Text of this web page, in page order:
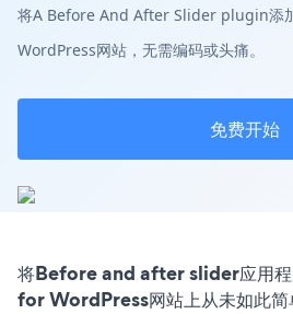
将A Before And After Slider plugin添
WordPress网站，无需编码或头痛。
免费开始
将Before and after slider应用
for WordPress网站上从未如此简